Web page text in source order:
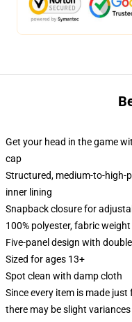
Get your head in the game
cap
Structured, medium-to-high-
inner lining
Snapback closure for
100% polyester, fabric
Five-panel design with
Sized for ages 13+
Spot clean with damp cloth
Since every item is made
there may be slight